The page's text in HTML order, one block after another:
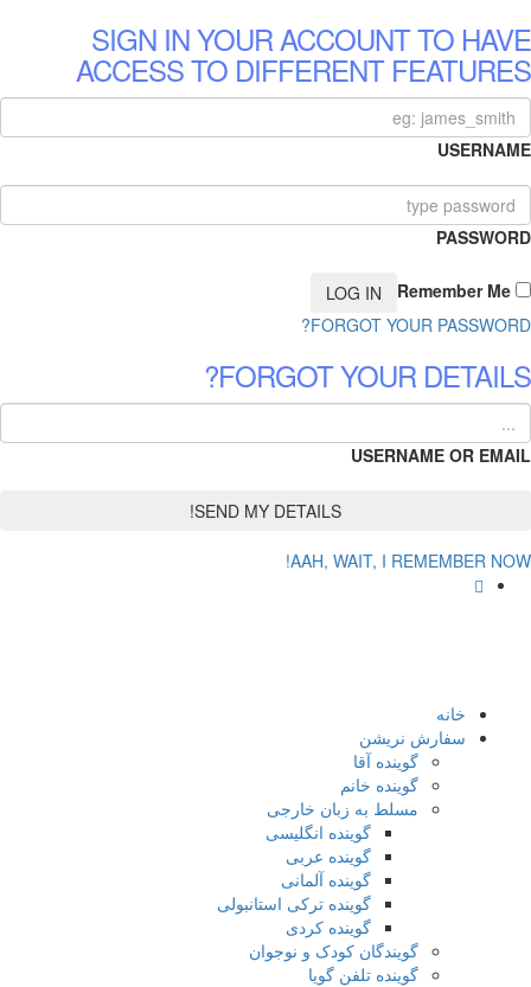
SIGN IN YOUR ACCOUNT TO HAVE
ACCESS TO DIFFERENT FEATURES
USERNAME
PASSWORD
FORGOT YOUR PASSWORD?
FORGOT YOUR DETAILS?
USERNAME OR EMAIL
AAH, WAIT, I REMEMBER NOW!
خانه
سفارش نریشن
گوینده آقا
گوینده خانم
مسلط به زبان خارجی
گوینده انگلیسی
گوینده عربی
گوینده آلمانی
گوینده ترکی استانبولی
گوینده کردی
گویندگان کودک و نوجوان
گوینده تلفن گویا